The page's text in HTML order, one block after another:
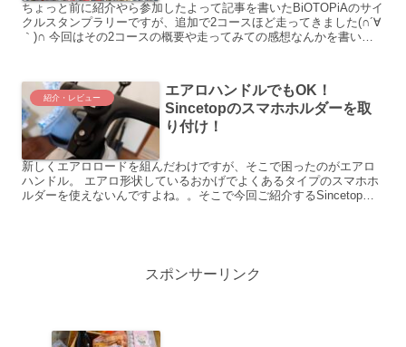
ちょっと前に紹介やら参加したよって記事を書いたBiOTOPiAのサイ
クルスタンプラリーですが、追加で2コースほど走ってきました(∩´∀
｀)∩ 今回はその2コースの概要や走ってみての感想なんかを書いて
です。 私の住んでいるのが伊勢原のお隣、秦野市ですので比較的近
場で行きやすい場…
紹介・レビュー
エアロハンドルでもOK！
Sincetopのスマホホルダーを取
り付け！
新しくエアロロードを組んだわけですが、そこで困ったのがエアロ
ハンドル。 エアロ形状しているおかげでよくあるタイプのスマホホ
ルダーを使えないんですよね。。そこで今回ご紹介するSincetopの
スポンサーリンク